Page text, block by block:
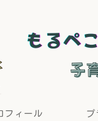
フィール プ